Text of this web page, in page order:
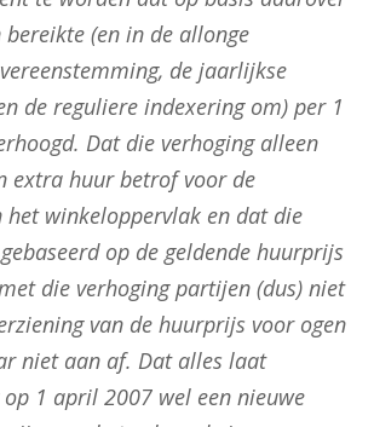
(en in de allonge
de jaarlijkse
de reguliere indexering om) per 1
Dat die verhoging alleen
extra huur betrof voor de
winkeloppervlak en dat die
op de geldende huurprijs
die verhoging partijen (dus) niet
van de huurprijs voor ogen
niet aan af. Dat alles laat
1 april 2007 wel een nieuwe